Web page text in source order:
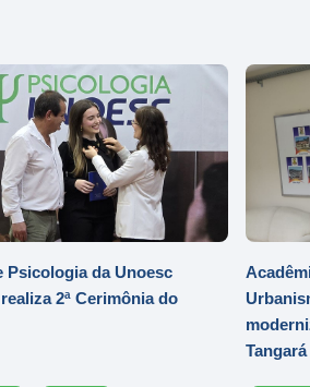
Psicologia da Unoesc
2ª Cerimônia do
Tangará